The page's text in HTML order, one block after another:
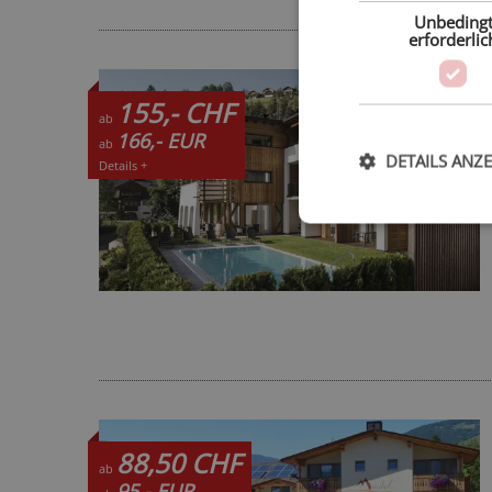
ab 155,- CHF
ab 166,- EUR
Details +
ab 88,50 CHF
Unbedingt
DETAILS